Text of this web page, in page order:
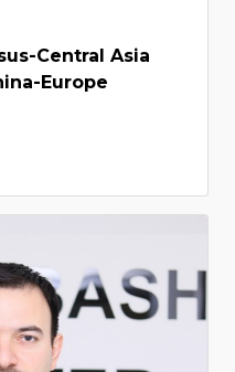
Central Asia
Europe